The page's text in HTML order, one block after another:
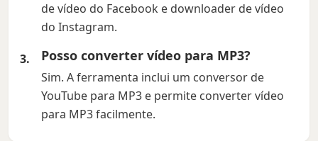
de vídeo do Facebook e downloader de vídeo
do Instagram.
Posso converter vídeo para MP3?
Sim. A ferramenta inclui um conversor de
YouTube para MP3 e permite converter vídeo
para MP3 facilmente.